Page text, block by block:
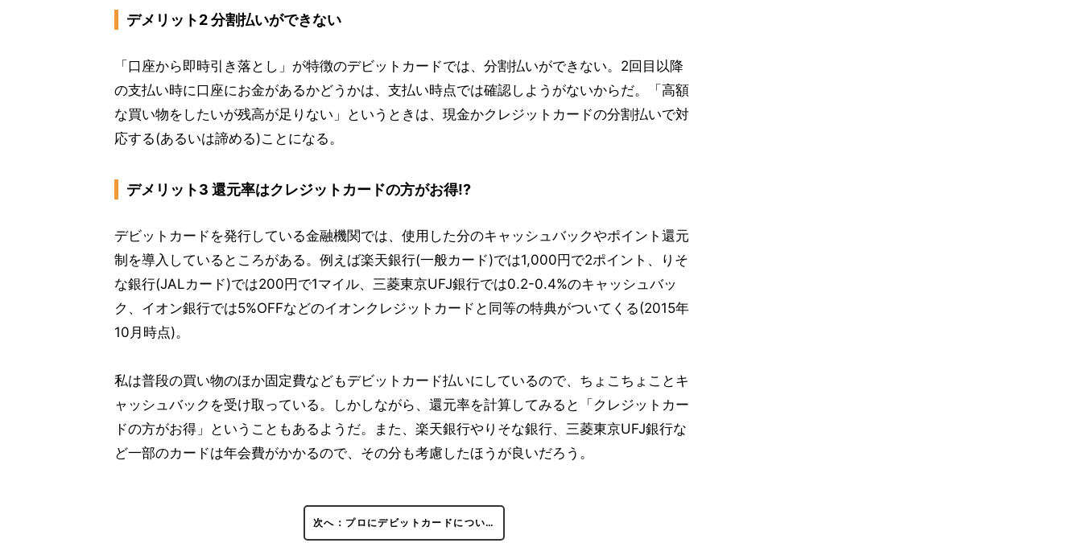
デメリット2 分割払いができない
「口座から即時引き落とし」が特徴のデビットカードでは、分割払いができない。2回目以降
の支払い時に口座にお金があるかどうかは、支払い時点では確認しようがないからだ。「高額
な買い物をしたいが残高が足りない」というときは、現金かクレジットカードの分割払いで対
応する(あるいは諦める)ことになる。
デメリット3 還元率はクレジットカードの方がお得!?
デビットカードを発行している金融機関では、使用した分のキャッシュバックやポイント還元
制を導入しているところがある。例えば楽天銀行(一般カード)では1,000円で2ポイント、りそ
な銀行(JALカード)では200円で1マイル、三菱東京UFJ銀行では0.2-0.4%のキャッシュバッ
ク、イオン銀行では5%OFFなどのイオンクレジットカードと同等の特典がついてくる(2015年
10月時点)。
私は普段の買い物のほか固定費などもデビットカード払いにしているので、ちょこちょことキ
ャッシュバックを受け取っている。しかしながら、還元率を計算してみると「クレジットカー
ドの方がお得」ということもあるようだ。また、楽天銀行やりそな銀行、三菱東京UFJ銀行な
ど一部のカードは年会費がかかるので、その分も考慮したほうが良いだろう。
次へ：プロにデビットカードについ…